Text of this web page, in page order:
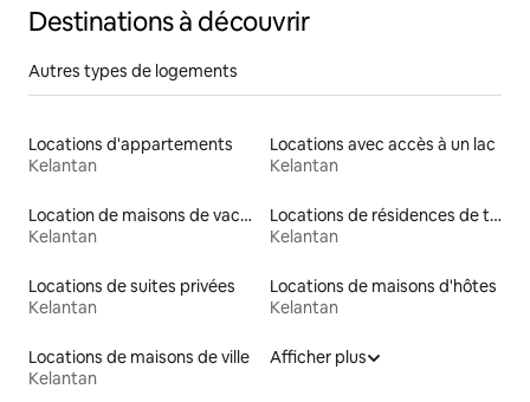
Destinations à découvrir
Autres types de logements
Locations d'appartements
Kelantan
Locations avec accès à un lac
Kelantan
Location de maisons de vacances
Kelantan
Locations de résidences de tourisme
Kelantan
Locations de suites privées
Kelantan
Locations de maisons d'hôtes
Kelantan
Locations de maisons de ville
Kelantan
Afficher plus